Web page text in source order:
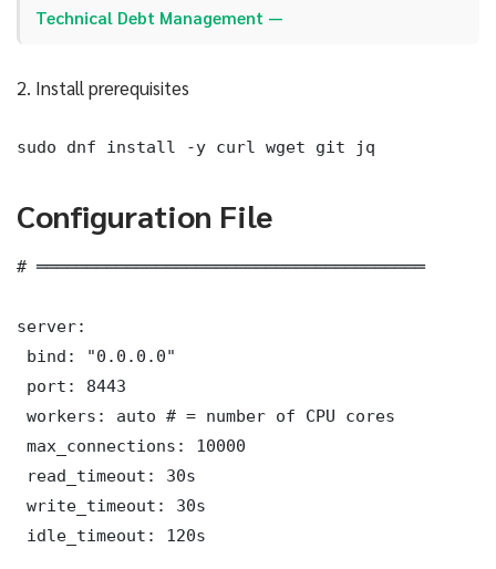
Technical Debt Management —
2. Install prerequisites
sudo dnf install -y curl wget git jq
Configuration File
# ═══════════════════════════════════════
server:
bind: "0.0.0.0"
port: 8443
workers: auto # = number of CPU cores
max_connections: 10000
read_timeout: 30s
write_timeout: 30s
idle_timeout: 120s